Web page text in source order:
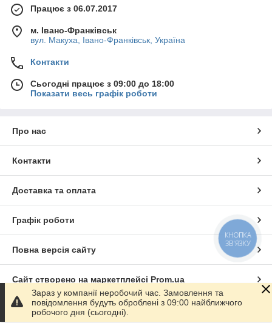
Працює з 06.07.2017
м. Івано-Франківськ
вул. Макуха, Івано-Франківськ, Україна
Контакти
Сьогодні працює з 09:00 до 18:00
Показати весь графік роботи
Про нас
Контакти
Доставка та оплата
Графік роботи
Повна версія сайту
Сайт створено на маркетплейсі Prom.ua
Політика конфіденційності
Зараз у компанії неробочий час. Замовлення та
повідомлення будуть оброблені з 09:00 найближчого
робочого дня (сьогодні).
КНОПКА
ЗВ'ЯЗКУ